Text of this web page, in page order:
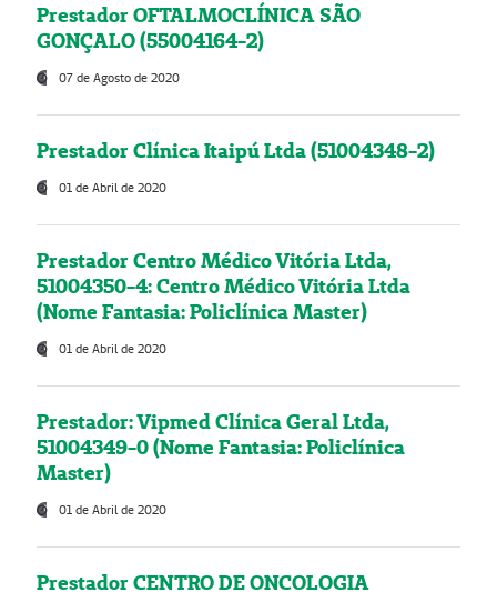
Prestador OFTALMOCLÍNICA SÃO
GONÇALO (55004164-2)
07 de Agosto de 2020
Prestador Clínica Itaipú Ltda (51004348-2)
01 de Abril de 2020
Prestador Centro Médico Vitória Ltda,
51004350-4: Centro Médico Vitória Ltda
(Nome Fantasia: Policlínica Master)
01 de Abril de 2020
Prestador: Vipmed Clínica Geral Ltda,
51004349-0 (Nome Fantasia: Policlínica
Master)
01 de Abril de 2020
Prestador CENTRO DE ONCOLOGIA